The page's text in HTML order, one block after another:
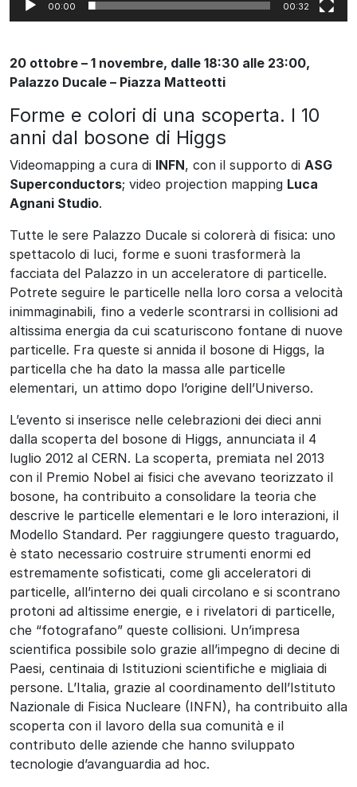
00:00 00:32
20 ottobre – 1 novembre, dalle 18:30 alle 23:00,
Palazzo Ducale – Piazza Matteotti
Forme e colori di una scoperta. I 10
anni dal bosone di Higgs
Videomapping a cura di INFN, con il supporto di ASG
Superconductors; video projection mapping Luca
Agnani Studio.
Tutte le sere Palazzo Ducale si colorerà di fisica: uno
spettacolo di luci, forme e suoni trasformerà la
facciata del Palazzo in un acceleratore di particelle.
Potrete seguire le particelle nella loro corsa a velocità
inimmaginabili, fino a vederle scontrarsi in collisioni ad
altissima energia da cui scaturiscono fontane di nuove
particelle. Fra queste si annida il bosone di Higgs, la
particella che ha dato la massa alle particelle
elementari, un attimo dopo l’origine dell’Universo.
L’evento si inserisce nelle celebrazioni dei dieci anni
dalla scoperta del bosone di Higgs, annunciata il 4
luglio 2012 al CERN. La scoperta, premiata nel 2013
con il Premio Nobel ai fisici che avevano teorizzato il
bosone, ha contribuito a consolidare la teoria che
descrive le particelle elementari e le loro interazioni, il
Modello Standard. Per raggiungere questo traguardo,
è stato necessario costruire strumenti enormi ed
estremamente sofisticati, come gli acceleratori di
particelle, all’interno dei quali circolano e si scontrano
protoni ad altissime energie, e i rivelatori di particelle,
che “fotografano” queste collisioni. Un’impresa
scientifica possibile solo grazie all’impegno di decine di
Paesi, centinaia di Istituzioni scientifiche e migliaia di
persone. L’Italia, grazie al coordinamento dell’Istituto
Nazionale di Fisica Nucleare (INFN), ha contribuito alla
scoperta con il lavoro della sua comunità e il
contributo delle aziende che hanno sviluppato
tecnologie d’avanguardia ad hoc.